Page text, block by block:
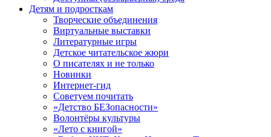
Детям и подросткам
Творческие объединения
Виртуальные выставки
Литературные игры
Детское читательское жюри
О писателях и не только
Новинки
Интернет-гид
Советуем почитать
«Детство БЕЗопасности»
Волонтёры культуры
«Лето с книгой»